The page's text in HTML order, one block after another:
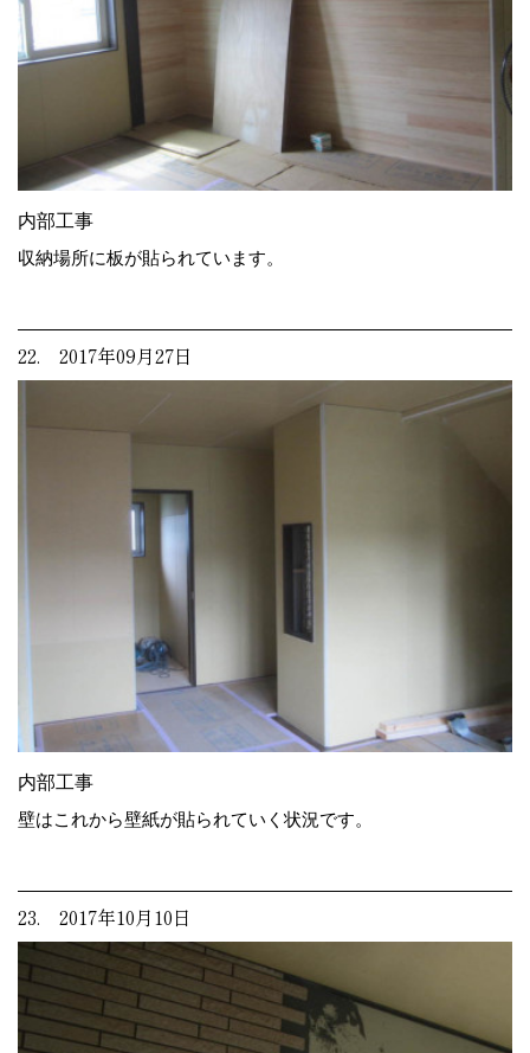
内部工事
収納場所に板が貼られています。
22. 2017年09月27日
内部工事
壁はこれから壁紙が貼られていく状況です。
23. 2017年10月10日